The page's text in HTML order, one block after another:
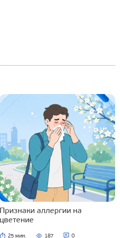
Признаки аллергии на
цветение
25 мин. 187 0